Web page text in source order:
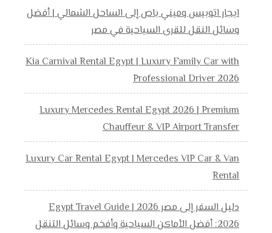
ايجار اتوبيس وميني باص إلى الساحل الشمالي | أفضل
وسائل النقل للقرى السياحية في مصر
Kia Carnival Rental Egypt | Luxury Family Car with
Professional Driver 2026
Luxury Mercedes Rental Egypt 2026 | Premium
Chauffeur & VIP Airport Transfer
Luxury Car Rental Egypt | Mercedes VIP Car & Van
Rental
دليل السفر إلى مصر 2026 | Egypt Travel Guide
2026: أفضل الأماكن السياحية وأفخم وسائل التنقل